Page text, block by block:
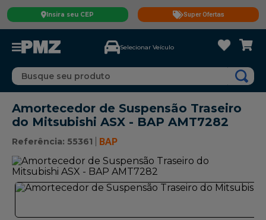
Insira seu CEP Super Ofertas
Selecionar Veículo
Busque seu produto
Amortecedor de Suspensão Traseiro
do Mitsubishi ASX - BAP AMT7282
Referência: 55361 BAP